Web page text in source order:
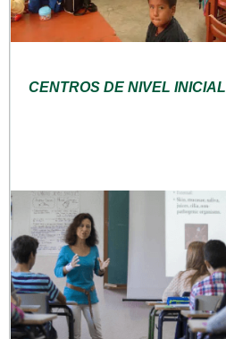
CENTROS DE NIVEL INICIAL